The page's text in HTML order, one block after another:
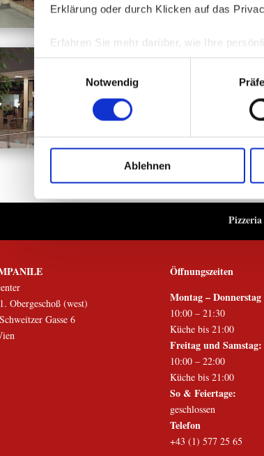
Erklärung oder durch Klicken auf das
Erfahren Sie mehr darüber, wie Ihre
Einzelheitenfest.
Wir verwenden Cookies, um Inhalte und
und die Zugriffe auf unsere Website zu
der Dienste gesammelt haben.
Notwendig
Ablehnen
Obergeschoß (west)
Gasse 6
Öffnungszeiten
Montag – Donnerstag
10:00 – 21:30
Küche bis 21:00
Freitag und Samstag:
10:00 – 22:00
Küche bis 21:00
So & Feiertage:
geschlossen
Telefon
+43 (1) 577 25 65